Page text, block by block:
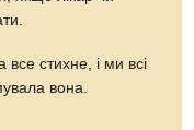
стихне, і ми всі
вона.